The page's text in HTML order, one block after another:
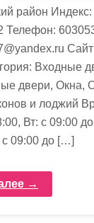
район Индекс:
Телефон:
Входные
двери, Окна,
и лоджий
Вт: с 09:00
с 09:00 до […]
→